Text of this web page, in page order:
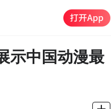
示中国动漫最